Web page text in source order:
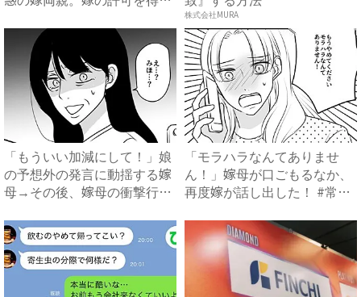
株式会社MURA
「もういい加減にして！」娘
の予想外の発言に動揺する嫁
母→その後、嫁母の衝撃行動
「モラハラなんてありませ
ん！」嫁母が口ごもるなか、
再度嫁が話し出した！ #常識